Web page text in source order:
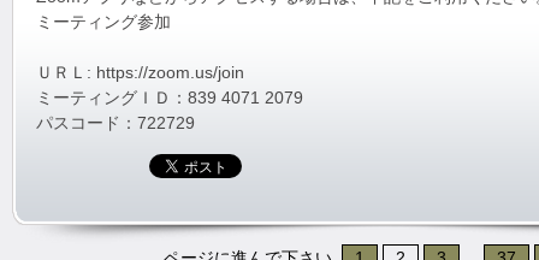
ミーティング参加
ＵＲＬ: https://zoom.us/join
ミーティングＩＤ：839 4071 2079
パスコード：722729